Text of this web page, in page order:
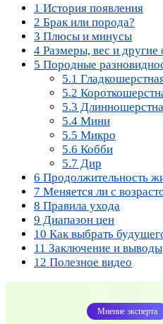
1 История появления
2 Брак или порода?
3 Плюсы и минусы
4 Размеры, вес и другие
5 Породные
5.1
5.2
5.3
5.4 Мини
5.5 Микро
5.6 Кобби
5.7 Дир
6 Продолжительность
7 Меняется ли с
8 Правила ухода
9 Диапазон цен
10 Как выбрать
11 Заключение и выводы
12 Полезное видео
Мнение эксперта